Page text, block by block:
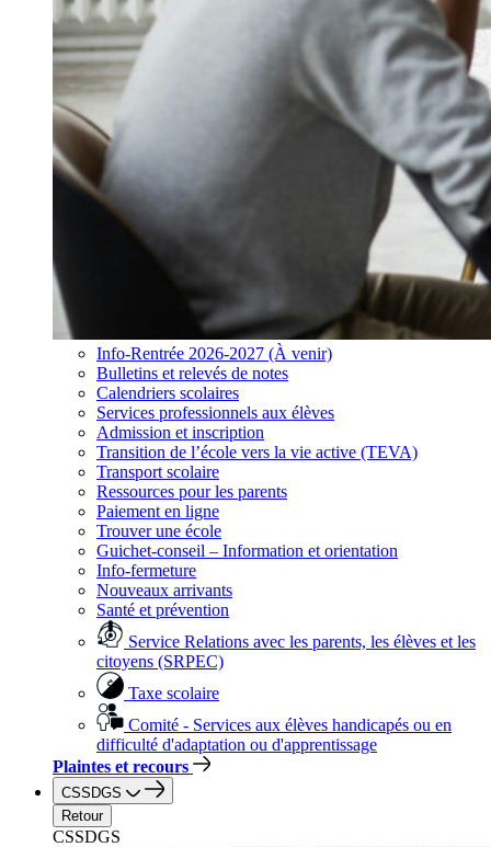
Info-Rentrée 2026-2027 (À venir)
Bulletins et relevés de notes
Calendriers scolaires
Services professionnels aux élèves
Admission et inscription
Transition de l’école vers la vie active (TEVA)
Transport scolaire
Ressources pour les parents
Paiement en ligne
Trouver une école
Guichet-conseil – Information et orientation
Info-fermeture
Nouveaux arrivants
Santé et prévention
Service Relations avec les parents, les élèves et les
citoyens (SRPEC)
Taxe scolaire
Comité - Services aux élèves handicapés ou en
difficulté d'adaptation ou d'apprentissage
Plaintes et recours
CSSDGS
Retour
CSSDGS